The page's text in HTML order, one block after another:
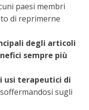
paesi membri
di reprimerne
degli articoli
sempre più
usi terapeutici di
sugli